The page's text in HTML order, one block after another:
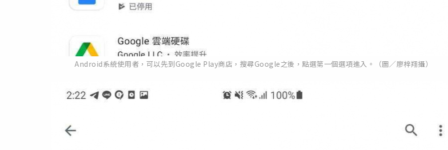
Android系統使用者，可以先到Google Play商店，搜尋Google之後，點選第一個選項進入。（圖／廖梓翔攝）